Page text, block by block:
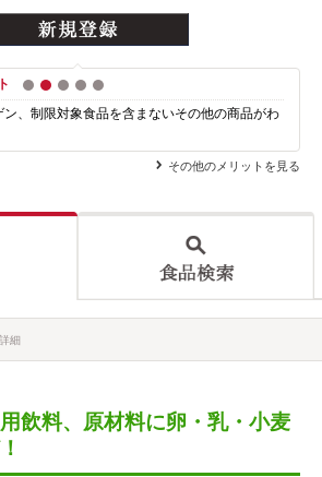
1 2 3 4
ン、制限対象食品を含まないその他の商品がわ
その他のメリットを見る
細
飲料、原材料に卵・乳・小麦